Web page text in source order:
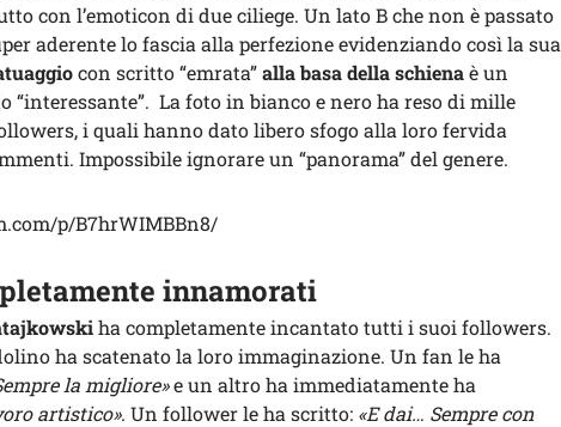
con l’emoticon di due ciliege. Un lato B che non è passato
aderente lo fascia alla perfezione evidenziando così la sua
con scritto “emrata”alla basa della schienaè un
“interessante”. La foto in bianco e nero ha reso di mille
i quali hanno dato libero sfogo alla loro fervida
Impossibile ignorare un “panorama” del genere.
p/B7hrWIMBBn8/
innamorati
ha completamente incantato tutti i suoi followers.
ha scatenato la loro immaginazione. Un fan le ha
la migliore»e un altro ha immediatamente ha
artistico». Un follower le ha scritto: «E dai… Sempre con